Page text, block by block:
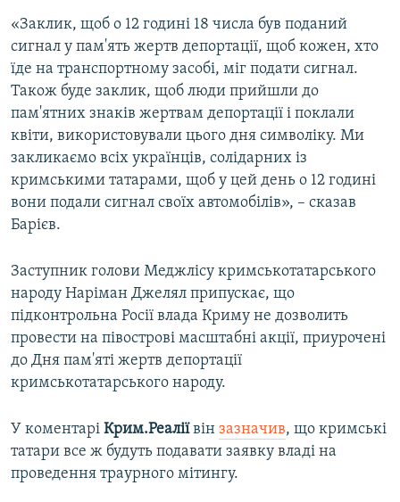
«Заклик, щоб о 12 годині 18 числа був поданий
сигнал у пам'ять жертв депортації, щоб кожен, хто
їде на транспортному засобі, міг подати сигнал.
Також буде заклик, щоб люди прийшли до
пам'ятних знаків жертвам депортації і поклали
квіти, використовували цього дня символіку. Ми
закликаємо всіх українців, солідарних із
кримськими татарами, щоб у цей день о 12 годині
вони подали сигнал своїх автомобілів», – сказав
Барієв.
Заступник голови Меджлісу кримськотатарського
народу Наріман Джелял припускає, що
підконтрольна Росії влада Криму не дозволить
провести на півострові масштабні акції, приурочені
до Дня пам'яті жертв депортації
кримськотатарського народу.
У коментарі Крим.Реаліївін зазначив, що кримські
татари все ж будуть подавати заявку владі на
проведення траурного мітингу.